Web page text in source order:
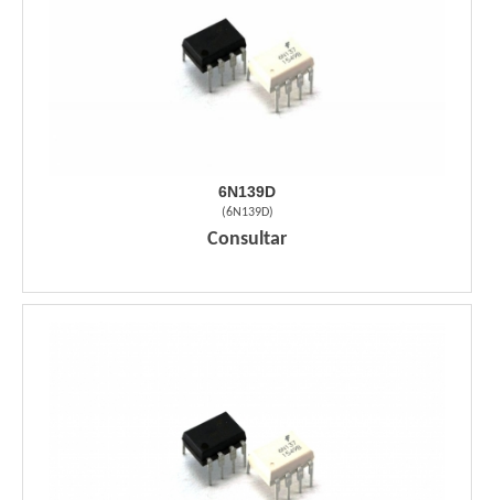
6N139D
(6N139D)
Consultar